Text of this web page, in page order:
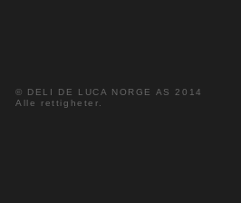
© DELI DE LUCA NORGE AS 2014
Alle rettigheter.